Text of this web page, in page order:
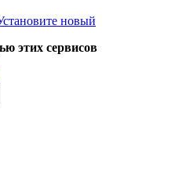
новый
этих сервисов